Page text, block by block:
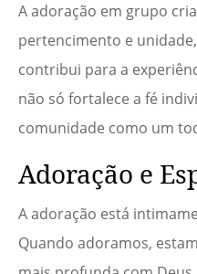
A adoração em grupo
pertencimento e
contribui para a
não só fortalece a fé
comunidade como um
Adoração e
A adoração está
Quando adoramos,